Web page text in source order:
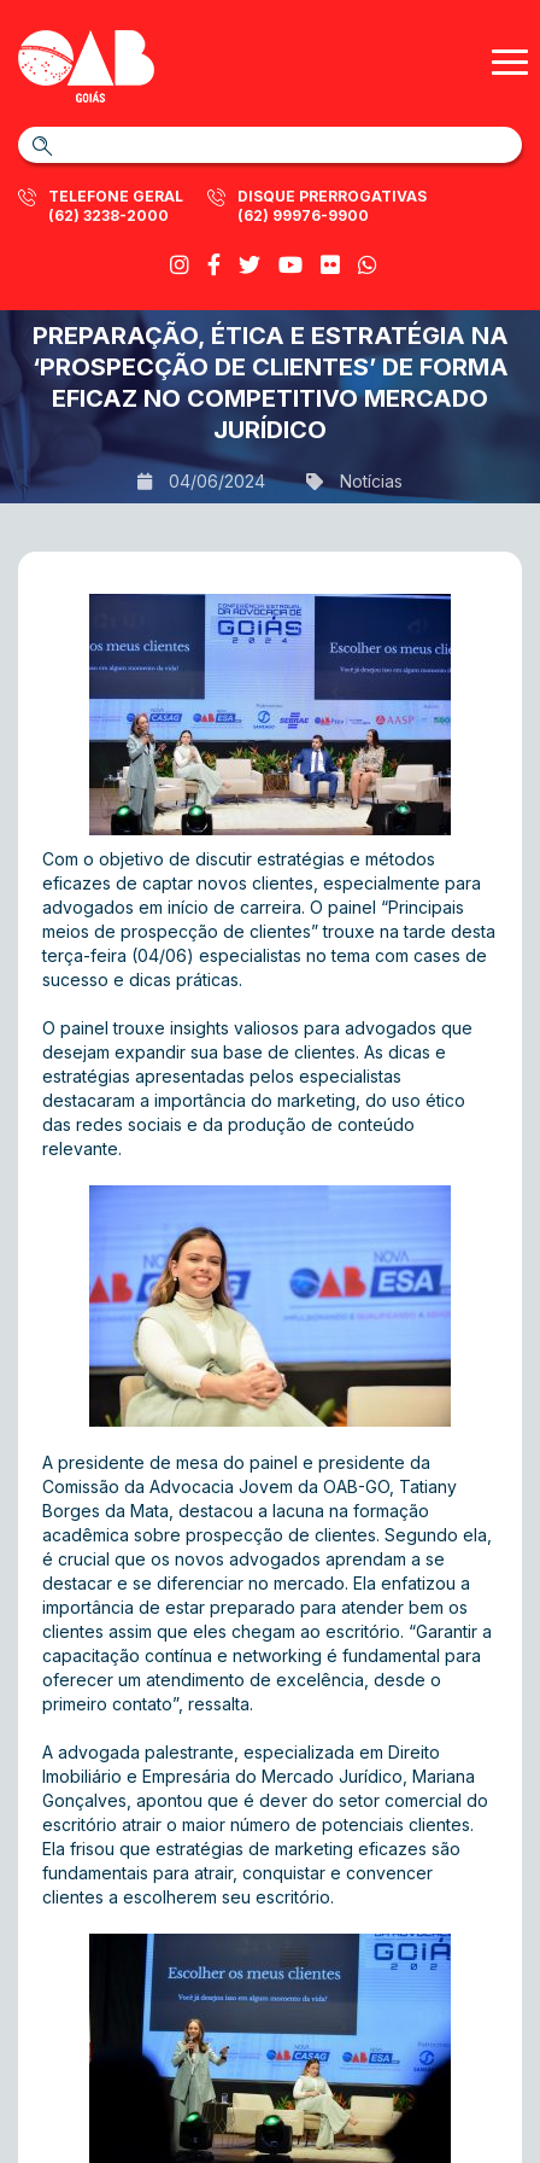
TELEFONE GERAL
(62) 3238-2000
DISQUE PRERROGATIVAS
(62) 99976-9900
PREPARAÇÃO, ÉTICA E ESTRATÉGIA NA
‘PROSPECÇÃO DE CLIENTES’ DE FORMA
EFICAZ NO COMPETITIVO MERCADO
JURÍDICO
04/06/2024 Notícias
Com o objetivo de discutir estratégias e métodos
eficazes de captar novos clientes, especialmente para
advogados em início de carreira. O painel “Principais
meios de prospecção de clientes” trouxe na tarde desta
terça-feira (04/06) especialistas no tema com cases de
sucesso e dicas práticas.
O painel trouxe insights valiosos para advogados que
desejam expandir sua base de clientes. As dicas e
estratégias apresentadas pelos especialistas
destacaram a importância do marketing, do uso ético
das redes sociais e da produção de conteúdo
relevante.
A presidente de mesa do painel e presidente da
Comissão da Advocacia Jovem da OAB-GO, Tatiany
Borges da Mata, destacou a lacuna na formação
acadêmica sobre prospecção de clientes. Segundo ela,
é crucial que os novos advogados aprendam a se
destacar e se diferenciar no mercado. Ela enfatizou a
importância de estar preparado para atender bem os
clientes assim que eles chegam ao escritório. “Garantir a
capacitação contínua e networking é fundamental para
oferecer um atendimento de excelência, desde o
primeiro contato”, ressalta.
A advogada palestrante, especializada em Direito
Imobiliário e Empresária do Mercado Jurídico, Mariana
Gonçalves, apontou que é dever do setor comercial do
escritório atrair o maior número de potenciais clientes.
Ela frisou que estratégias de marketing eficazes são
fundamentais para atrair, conquistar e convencer
clientes a escolherem seu escritório.